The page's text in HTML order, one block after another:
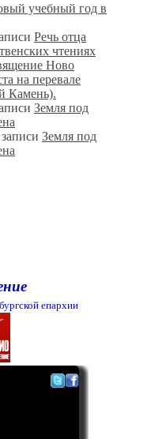
учебный год в
Речь отца
чтениях
Ново
на перевале
Камень).
Земля под
Земля под
епархии